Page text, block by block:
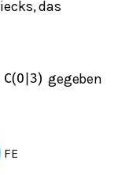
das
C(0 3) gegeben
FE